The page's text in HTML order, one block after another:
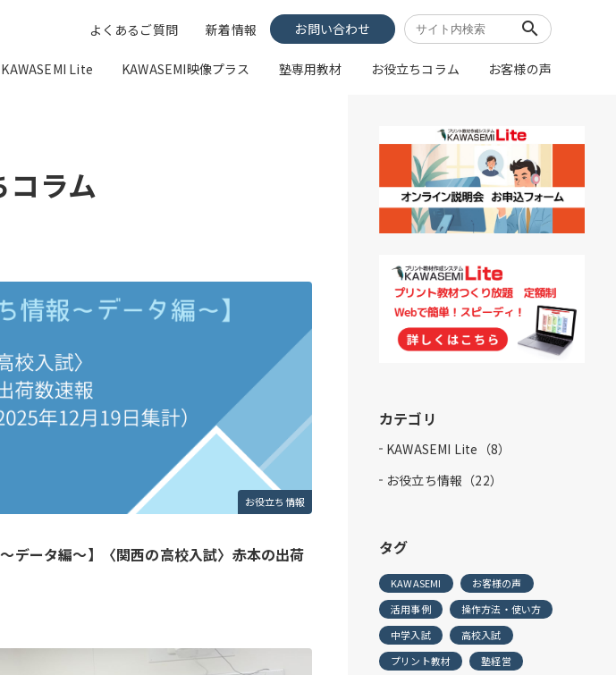
KAWASEMI Lite KAWASEMI映像プラス 塾専用教材 お役立ちコラム お客様の声
よくあるご質問 新着情報 お問い合わせ search
ラム
お役立ち情報
～データ編～】〈関西の高校入試〉赤本の出荷
カテゴリ
KAWASEMI Lite（8）
お役立ち情報（22）
タグ
KAWASEMI
お客様の声
活用事例
操作方法・使い方
中学入試
高校入試
プリント教材
塾経営